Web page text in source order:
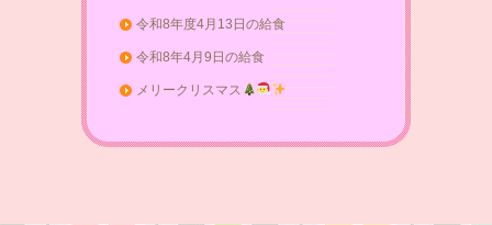
令和8年度4月13日の給食
令和8年4月9日の給食
メリークリスマス